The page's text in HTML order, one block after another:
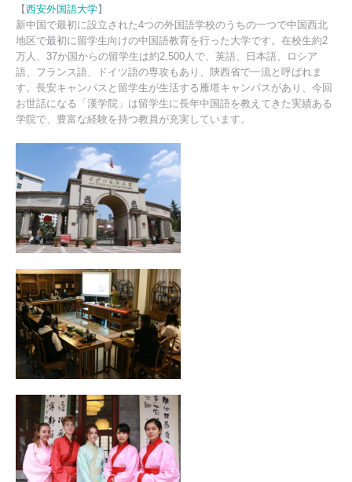
【西安外国語大学】
新中国で最初に設立された4つの外国語学校のうちの一つで中国西北
地区で最初に留学生向けの中国語教育を行った大学です。在校生約2
万人、37か国からの留学生は約2,500人で、英語、日本語、ロシア
語、フランス語、ドイツ語の専攻もあり、陝西省で一流と呼ばれま
す。長安キャンパスと留学生が生活する雁塔キャンパスがあり、今回
お世話になる「漢学院」は留学生に長年中国語を教えてきた実績ある
学院で、豊富な経験を持つ教員が充実しています。